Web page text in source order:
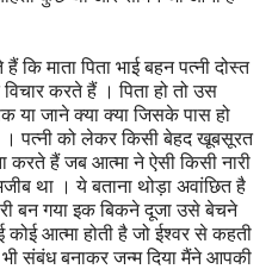
माता पिता भाई बहन पत्नी दोस्त
करते हैं । पिता हो तो उस
या जाने क्या क्या जिसके पास हो
। पत्नी को लेकर किसी बेहद खूबसूरत
करते हैं जब आत्मा ने ऐसी किसी नारी
था । ये बताना थोड़ा अवांछित है
बन गया इक बिकने दूजा उसे बेचने
आत्मा होती है जो ईश्वर से कहती
संबंध बनाकर जन्म दिया मैंने आपकी